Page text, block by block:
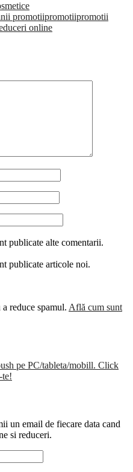
promotiipromotiipromotii
online
publicate alte comentarii.
publicate articole noi.
reduce spamul. Află cum sunt
pe PC/tableta/mobill. Click
te!
un email de fiecare data cand
si reduceri.